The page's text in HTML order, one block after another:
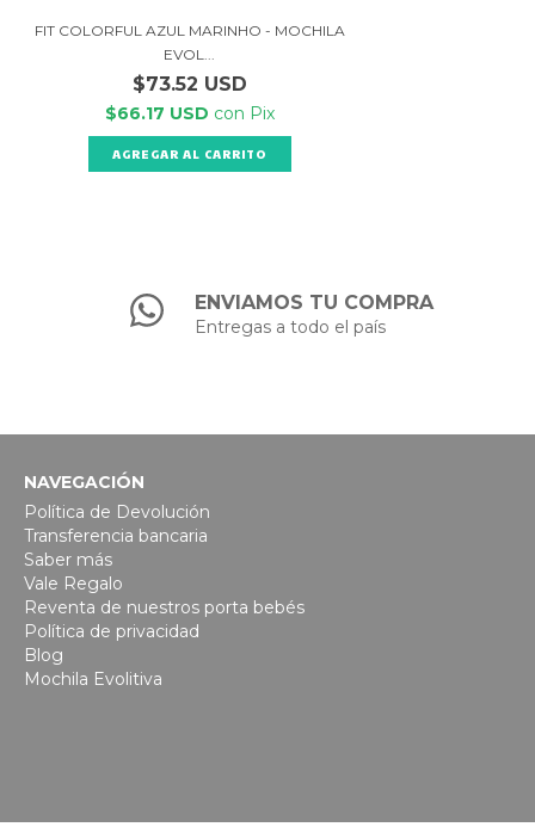
FIT COLORFUL AZUL MARINHO - MOCHILA
EVOL...
$73.52 USD
$66.17 USD con Pix
ENVIAMOS TU COMPRA
Entregas a todo el país
NAVEGACIÓN
Política de Devolución
Transferencia bancaria
Saber más
Vale Regalo
Reventa de nuestros porta bebés
Política de privacidad
Blog
Mochila Evolitiva